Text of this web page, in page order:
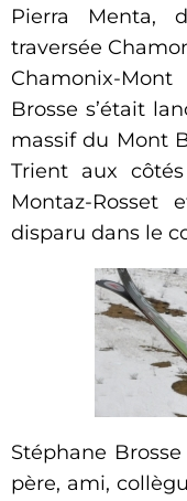
Pierra Menta,
traversée
Chamonix-
Brosse s’était
massif du Mont
Trient aux
Montaz-Rosset
disparu dans le
Stéphane
père, ami,